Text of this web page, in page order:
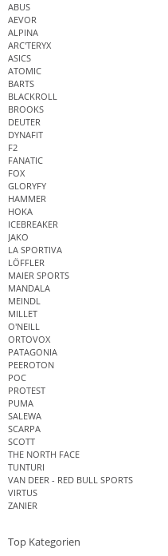
ABUS
AEVOR
ALPINA
ARC'TERYX
ASICS
ATOMIC
BARTS
BLACKROLL
BROOKS
DEUTER
DYNAFIT
F2
FANATIC
FOX
GLORYFY
HAMMER
HOKA
ICEBREAKER
JAKO
LA SPORTIVA
LÖFFLER
MAIER SPORTS
MANDALA
MEINDL
MILLET
O'NEILL
ORTOVOX
PATAGONIA
PEEROTON
POC
PROTEST
PUMA
SALEWA
SCARPA
SCOTT
THE NORTH FACE
TUNTURI
VAN DEER - RED BULL SPORTS
VIRTUS
ZANIER
Top Kategorien